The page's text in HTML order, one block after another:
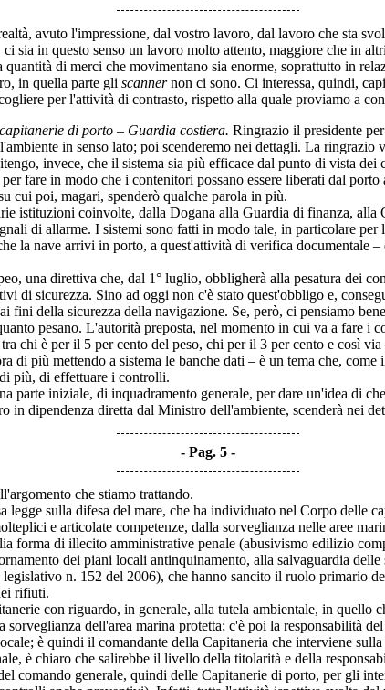
avuto l'impressione, dal vostro lavoro, dal lavoro che sta
sia in questo senso un lavoro molto attento, maggiore che in
di merci che movimentano sia enorme, soprattutto in
in quella parte gli scannernon ci sono. Ci interessa, quindi,
per l'attività di contrasto, rispetto alla quale proviamo a
di porto – Guardia costiera. Ringrazio il presidente
in senso lato; poi scenderemo nei dettagli. La ringrazio
invece, che il sistema sia più efficace dal punto di vista dei
fare in modo che i contenitori possano essere liberati dal
cui poi, magari, spenderò qualche parola in più.
istituzioni coinvolte, dalla Dogana alla Guardia di finanza, alla
di allarme. I sistemi sono fatti in modo tale, in particolare
la nave arrivi in porto, a quest'attività di verifica documentale
una direttiva che, dal 1° luglio, obbligherà alla pesatura dei
di sicurezza. Sino ad oggi non c'è stato quest'obbligo e,
fini della sicurezza della navigazione. Se, però, ci pensiamo
pesano. L'autorità preposta, nel momento in cui va a fare i
chi è per il 5 per cento del peso, chi per il 3 per cento e così
più mettendo a sistema le banche dati – è un tema che,
più, di effettuare i controlli.
iniziale, di inquadramento generale, per dare un'idea di
in dipendenza diretta dal Ministro dell'ambiente, scenderà nei
Pag. 5
che stiamo trattando.
sulla difesa del mare, che ha individuato nel Corpo delle
e articolate competenze, dalla sorveglianza nelle aree
forma di illecito amministrative penale (abusivismo edilizio
dei piani locali antinquinamento, alla salvaguardia
n. 152 del 2006), che hanno sancito il ruolo primario
rifiuti.
con riguardo, in generale, alla tutela ambientale, in quello
dell'area marina protetta; c'è poi la responsabilità
è quindi il comandante della Capitaneria che interviene
è chiaro che salirebbe il livello della titolarità e della
comando generale, quindi delle Capitanerie di porto, per gli